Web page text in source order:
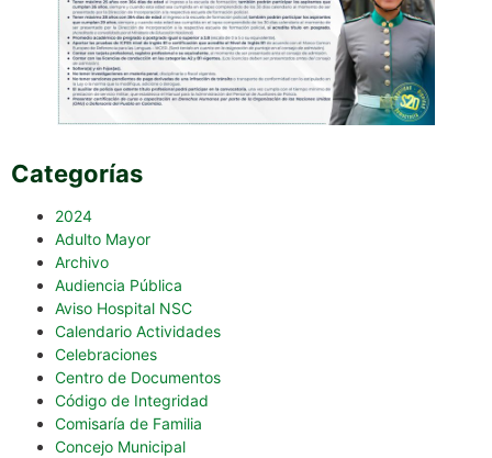
Categorías
2024
Adulto Mayor
Archivo
Audiencia Pública
Aviso Hospital NSC
Calendario Actividades
Celebraciones
Centro de Documentos
Código de Integridad
Comisaría de Familia
Concejo Municipal